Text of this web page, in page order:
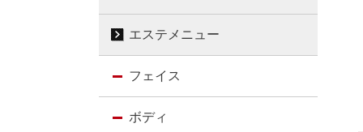
エステメニュー
フェイス
ボディ